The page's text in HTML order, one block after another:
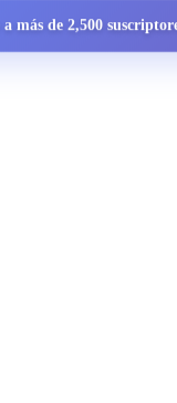
a más de 2,500